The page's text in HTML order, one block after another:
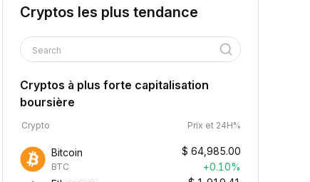
Cryptos les plus tendance
Search
Cryptos à plus forte capitalisation
boursière
Crypto Prix et 24H%
Bitcoin
BTC
$ 64,985.00
+0.10%